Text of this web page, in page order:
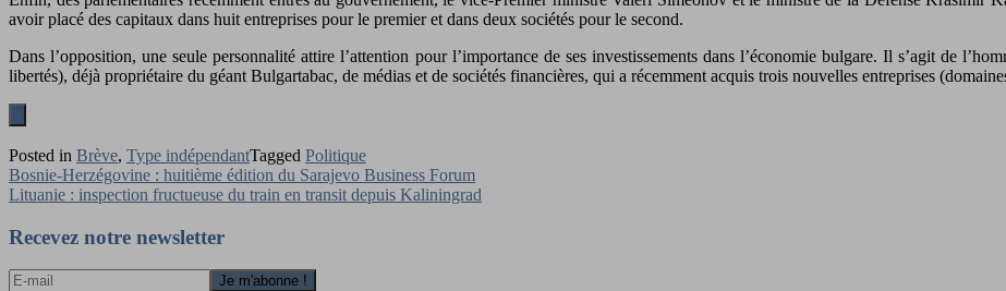
avoir placé des capitaux dans huit entreprises pour le premier et dans deux sociétés pour le second.
Dans l’opposition, une seule personnalité attire l’attention pour l’importance de ses investissements dans l’économie bulgare. Il s’agit de
libertés), déjà propriétaire du géant Bulgartabac, de médias et de sociétés financières, qui a récemment acquis trois nouvelles entreprises
Posted in Brève, Type indépendantTagged Politique
Navigation
de
l’article
Bosnie-Herzégovine : huitième édition du Sarajevo Business Forum
Lituanie : inspection fructueuse du train en transit depuis Kaliningrad
Recevez notre newsletter